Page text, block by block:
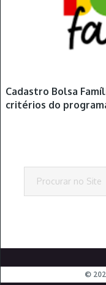
Cadastro Bolsa
critérios do
©